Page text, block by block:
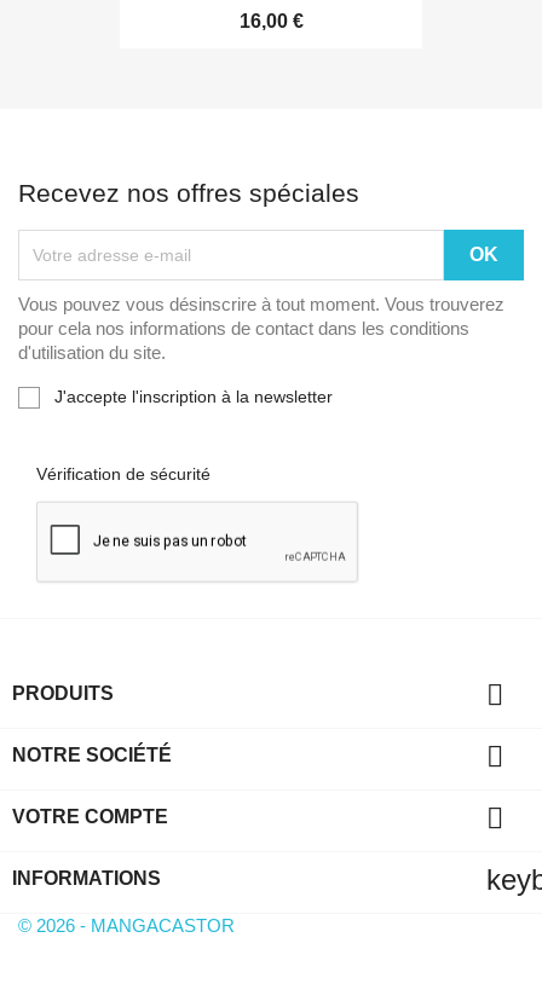
16,00 €
Recevez nos offres spéciales
Vous pouvez vous désinscrire à tout moment. Vous trouverez
pour cela nos informations de contact dans les conditions
d'utilisation du site.
J'accepte l'inscription à la newsletter
Vérification de sécurité
PRODUITS 
NOTRE SOCIÉTÉ 
VOTRE COMPTE 
INFORMATIONS
© 2026 - MANGACASTOR